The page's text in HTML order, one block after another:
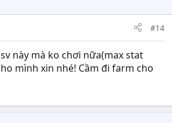
#14
này mà ko chơi nữa(max stat
mình xin nhé! Cầm đi farm cho